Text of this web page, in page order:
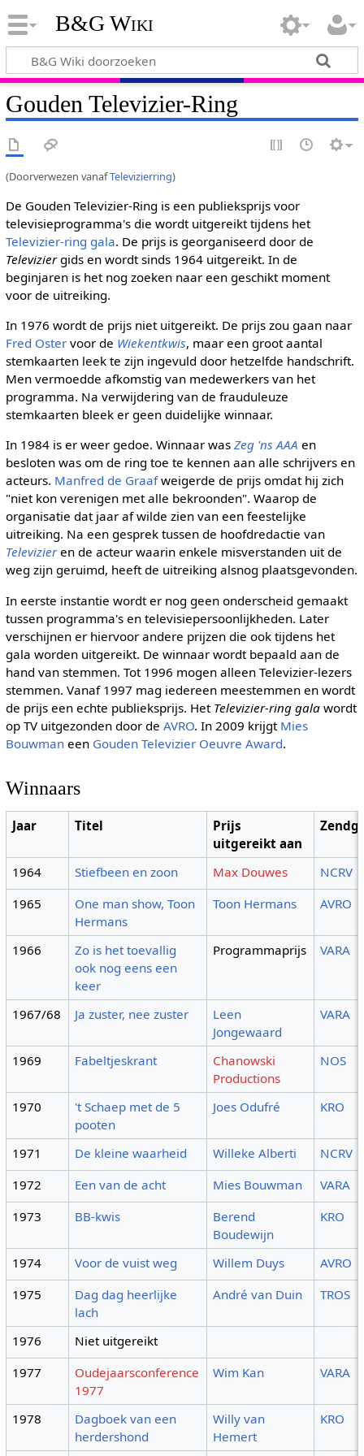
B&G Wiki
Gouden Televizier-Ring
(Doorverwezen vanafTelevizierring)
De Gouden Televizier-Ring is een publieksprijs voor
televisieprogramma's die wordt uitgereikt tijdens het
Televizier-ring gala. De prijs is georganiseerd door de
Televiziergids en wordt sinds 1964 uitgereikt. In de
beginjaren is het nog zoeken naar een geschikt moment
voor de uitreiking.
In 1976 wordt de prijs niet uitgereikt. De prijs zou gaan naar
Fred Ostervoor de Wiekentkwis, maar een groot aantal
stemkaarten leek te zijn ingevuld door hetzelfde handschrift.
Men vermoedde afkomstig van medewerkers van het
programma. Na verwijdering van de frauduleuze
stemkaarten bleek er geen duidelijke winnaar.
In 1984 is er weer gedoe. Winnaar was Zeg 'ns AAA en
besloten was om de ring toe te kennen aan alle schrijvers en
acteurs. Manfred de Graafweigerde de prijs omdat hij zich
"niet kon verenigen met alle bekroonden". Waarop de
organisatie dat jaar af wilde zien van een feestelijke
uitreiking. Na een gesprek tussen de hoofdredactie van
Televizieren de acteur waarin enkele misverstanden uit de
weg zijn geruimd, heeft de uitreiking alsnog plaatsgevonden.
In eerste instantie wordt er nog geen onderscheid gemaakt
tussen programma's en televisiepersoonlijkheden. Later
verschijnen er hiervoor andere prijzen die ook tijdens het
gala worden uitgereikt. De winnaar wordt bepaald aan de
hand van stemmen. Tot 1996 mogen alleen Televizier-lezers
stemmen. Vanaf 1997 mag iedereen meestemmen en wordt
de prijs een echte publieksprijs. Het Televizier-ring galawordt
op TV uitgezonden door de AVRO. In 2009 krijgt Mies
Bouwmaneen Gouden Televizier Oeuvre Award.
Winnaars
Jaar Titel
Prijs
uitgereikt aan
Zendg.
1964 Stiefbeen en zoon Max Douwes
NCRV
1965
One man show, Toon
Hermans
Toon Hermans AVRO
1966
Zo is het toevallig
ook nog eens een
keer
Programmaprijs VARA
1967/68 Ja zuster, nee zuster
Leen
Jongewaard
VARA
1969 Fabeltjeskrant
Chanowski
Productions
NOS
1970
't Schaep met de 5
pooten
Joes Odufré KRO
1971 De kleine waarheid Willeke Alberti
NCRV
1972
Een van de acht Mies Bouwman
VARA
1973
BB-kwis
Berend
Boudewijn
KRO
1974 Voor de vuist weg Willem Duys
AVRO
1975
Dag dag heerlijke
lach
André van Duin TROS
1976
Niet uitgereikt
1977
Oudejaarsconference
1977
Wim Kan VARA
1978
Dagboek van een
herdershond
Willy van
Hemert
KRO